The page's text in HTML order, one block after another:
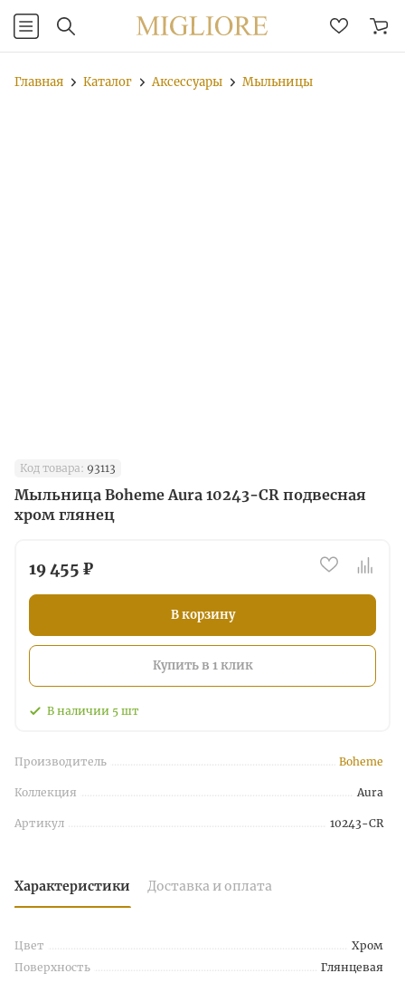
Главная Каталог Аксессуары Мыльницы
Код товара: 93113
Мыльница Boheme Aura 10243-CR подвесная
хром глянец
19 455 ₽
В корзину
Купить в 1 клик
В наличии 5 шт
Производитель Boheme
Коллекция Aura
Артикул 10243-CR
Характеристики Доставка и оплата
Цвет
Хром
Поверхность
Глянцевая